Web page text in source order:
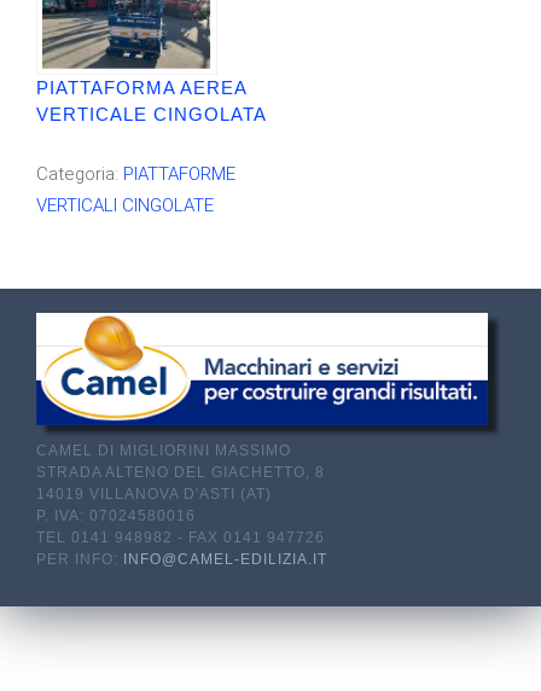
PIATTAFORMA AEREA
VERTICALE CINGOLATA
Categoria: PIATTAFORME
VERTICALI CINGOLATE
CAMEL DI MIGLIORINI MASSIMO
STRADA ALTENO DEL GIACHETTO, 8
14019 VILLANOVA D'ASTI (AT)
P. IVA: 07024580016
TEL 0141 948982 - FAX 0141 947726
PER INFO:
INFO@CAMEL-EDILIZIA.IT